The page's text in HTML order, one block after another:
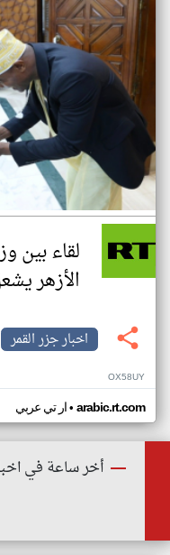
لقاء بين
الأزهر
اخبار جزر القمر
OX58UY
ار تي عربي• arabic.rt.com
أخر ساعة في